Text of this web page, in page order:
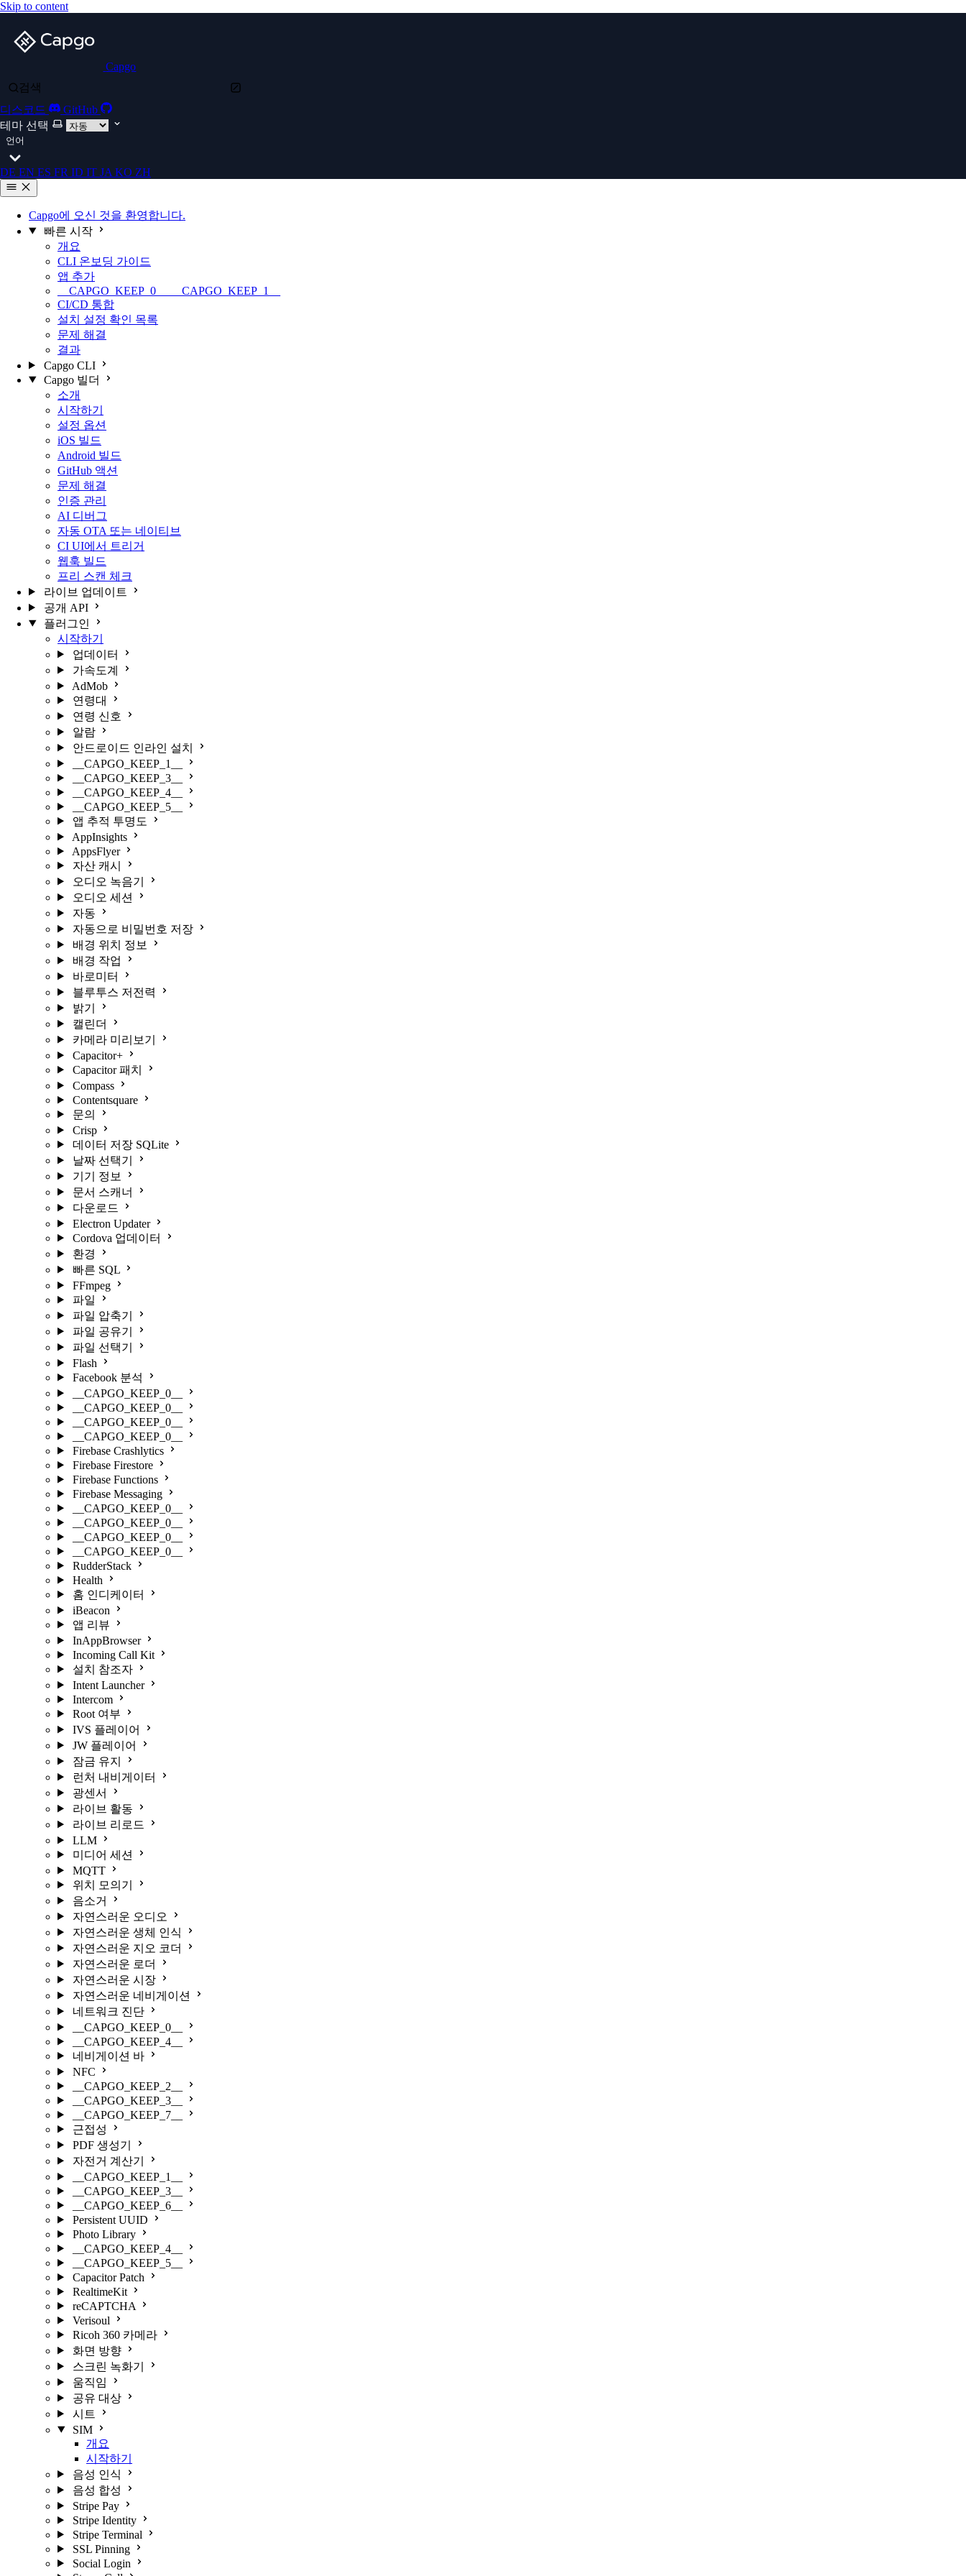
Skip to content
Capgo
검색
디스코드
GitHub
테마 선택
언어
DE EN ES FR ID IT JA KO ZH
Capgo에 오신 것을 환영합니다.
빠른 시작
개요
CLI 온보딩 가이드
앱 추가
__CAPGO_KEEP_0__ __CAPGO_KEEP_1__
CI/CD 통합
설치 설정 확인 목록
문제 해결
결과
Capgo CLI
Capgo 빌더
소개
시작하기
설정 옵션
iOS 빌드
Android 빌드
GitHub 액션
문제 해결
인증 관리
AI 디버그
자동 OTA 또는 네이티브
CI UI에서 트리거
웹훅 빌드
프리 스캔 체크
라이브 업데이트
공개 API
플러그인
시작하기
업데이터
가속도계
AdMob
연령대
연령 신호
알람
안드로이드 인라인 설치
__CAPGO_KEEP_1__
__CAPGO_KEEP_3__
__CAPGO_KEEP_4__
__CAPGO_KEEP_5__
앱 추적 투명도
AppInsights
AppsFlyer
자산 캐시
오디오 녹음기
오디오 세션
자동
자동으로 비밀번호 저장
배경 위치 정보
배경 작업
바로미터
블루투스 저전력
밝기
캘린더
카메라 미리보기
Capacitor+
Capacitor 패치
Compass
Contentsquare
문의
Crisp
데이터 저장 SQLite
날짜 선택기
기기 정보
문서 스캐너
다운로드
Electron Updater
Cordova 업데이터
환경
빠른 SQL
FFmpeg
파일
파일 압축기
파일 공유기
파일 선택기
Flash
Facebook 분석
__CAPGO_KEEP_0__
__CAPGO_KEEP_0__
__CAPGO_KEEP_0__
__CAPGO_KEEP_0__
Firebase Crashlytics
Firebase Firestore
Firebase Functions
Firebase Messaging
__CAPGO_KEEP_0__
__CAPGO_KEEP_0__
__CAPGO_KEEP_0__
__CAPGO_KEEP_0__
RudderStack
Health
홈 인디케이터
iBeacon
앱 리뷰
InAppBrowser
Incoming Call Kit
설치 참조자
Intent Launcher
Intercom
Root 여부
IVS 플레이어
JW 플레이어
잠금 유지
런처 내비게이터
광센서
라이브 활동
라이브 리로드
LLM
미디어 세션
MQTT
위치 모의기
음소거
자연스러운 오디오
자연스러운 생체 인식
자연스러운 지오 코더
자연스러운 로더
자연스러운 시장
자연스러운 네비게이션
네트워크 진단
__CAPGO_KEEP_0__
__CAPGO_KEEP_4__
네비게이션 바
NFC
__CAPGO_KEEP_2__
__CAPGO_KEEP_3__
__CAPGO_KEEP_7__
근접성
PDF 생성기
자전거 계산기
__CAPGO_KEEP_1__
__CAPGO_KEEP_3__
__CAPGO_KEEP_6__
Persistent UUID
Photo Library
__CAPGO_KEEP_4__
__CAPGO_KEEP_5__
Capacitor Patch
RealtimeKit
reCAPTCHA
Verisoul
Ricoh 360 카메라
화면 방향
스크린 녹화기
움직임
공유 대상
시트
SIM
개요
시작하기
음성 인식
음성 합성
Stripe Pay
Stripe Identity
Stripe Terminal
SSL Pinning
Social Login